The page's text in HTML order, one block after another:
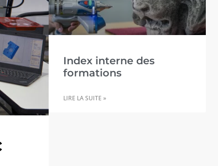
Index interne des
formations
LIRE LA SUITE »